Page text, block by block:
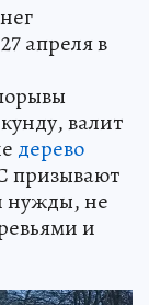
апреля в
валит
дерево
призывают
нужды, не
и